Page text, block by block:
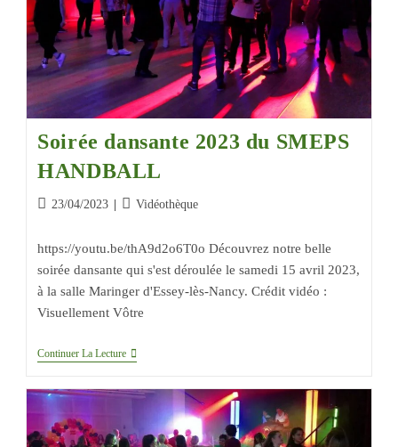
Soirée dansante 2023 du SMEPS
HANDBALL
23/04/2023 Vidéothèque
https://youtu.be/thA9d2o6T0o Découvrez notre belle
soirée dansante qui s'est déroulée le samedi 15 avril 2023,
à la salle Maringer d'Essey-lès-Nancy. Crédit vidéo :
Visuellement Vôtre
Continuer La Lecture